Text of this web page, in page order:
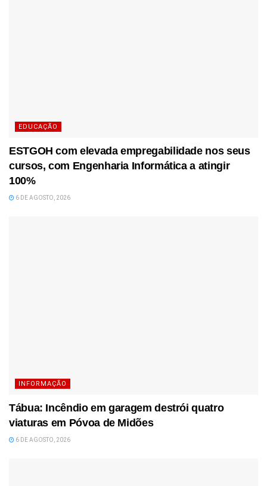
EDUCAÇÃO
ESTGOH com elevada empregabilidade nos seus
cursos, com Engenharia Informática a atingir
100%
6 DE AGOSTO, 2026
INFORMAÇÃO
Tábua: Incêndio em garagem destrói quatro
viaturas em Póvoa de Midões
6 DE AGOSTO, 2026